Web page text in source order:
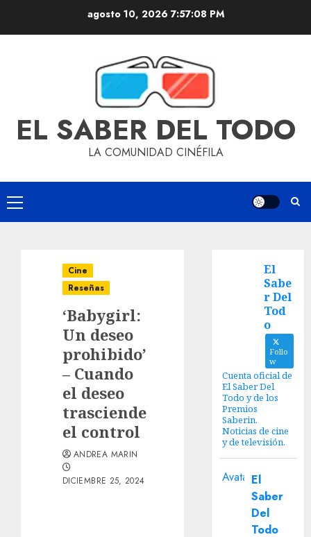
agosto 10, 2026 7:57:09 PM
EL SABER DEL TODO
LA COMUNIDAD CINÉFILA
Cine
Reseñas
‘Babygirl:
Un deseo
prohibido’
– Cuando
el deseo
trasciende
el control
ANDREA MARIN
DICIEMBRE 25, 2024
El
Sabe
r Del
Tod
o
Follo
w
Cuenta oficial de
El Saber Del
Todo y de los
Premios
Saberin.
Noticias de cine
y de televisión.
Avatar El
Saber
Del
Todo